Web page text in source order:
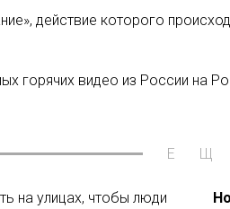
действие которого
горячих видео из России на
на улицах, чтобы люди